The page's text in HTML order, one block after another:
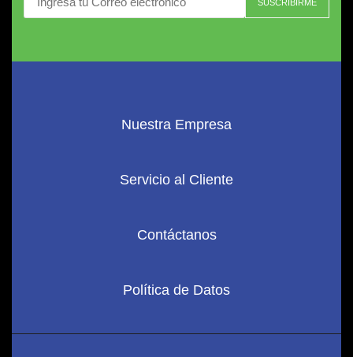
Nuestra Empresa
Servicio al Cliente
Contáctanos
Política de Datos